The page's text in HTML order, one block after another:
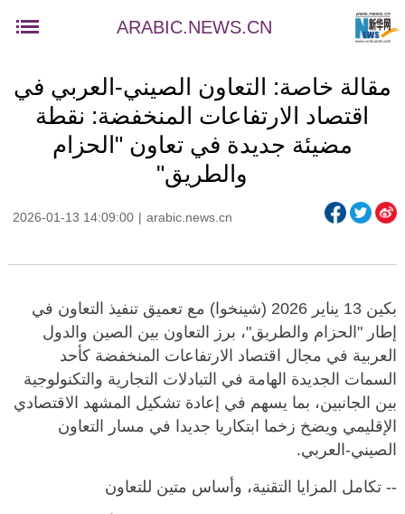
ARABIC.NEWS.CN
مقالة خاصة: التعاون الصيني-العربي في
اقتصاد الارتفاعات المنخفضة: نقطة
مضيئة جديدة في تعاون "الحزام
والطريق"
2026-01-13 14:09:00 | arabic.news.cn
بكين 13 يناير 2026 (شينخوا) مع تعميق تنفيذ التعاون في
إطار "الحزام والطريق"، برز التعاون بين الصين والدول
العربية في مجال اقتصاد الارتفاعات المنخفضة كأحد
السمات الجديدة الهامة في التبادلات التجارية والتكنولوجية
بين الجانبين، بما يسهم في إعادة تشكيل المشهد الاقتصادي
الإقليمي ويضخ زخما ابتكاريا جديدا في مسار التعاون
الصيني-العربي.
-- تكامل المزايا التقنية، وأساس متين للتعاون